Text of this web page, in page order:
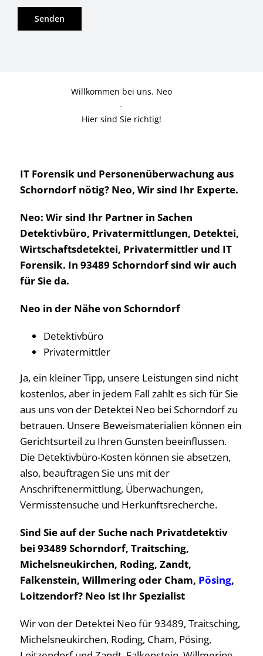
Willkommen bei uns. Neo
-
Hier sind Sie richtig!
IT Forensik und Personenüberwachung aus
Schorndorf nötig? Neo, Wir sind Ihr Experte.
Neo: Wir sind Ihr Partner in Sachen
Detektivbüro, Privatermittlungen, Detektei,
Wirtschaftsdetektei, Privatermittler und IT
Forensik. In 93489 Schorndorf sind wir auch
für Sie da.
Neo in der Nähe von Schorndorf
Detektivbüro
Privatermittler
Ja, ein kleiner Tipp, unsere Leistungen sind nicht
kostenlos, aber in jedem Fall zahlt es sich für Sie
aus uns von der Detektei Neo bei Schorndorf zu
betrauen. Unsere Beweismaterialien können ein
Gerichtsurteil zu Ihren Gunsten beeinflussen.
Die Detektivbüro-Kosten können sie absetzen,
also, beauftragen Sie uns mit der
Anschriftenermittlung, Überwachungen,
Vermisstensuche und Herkunftsrecherche.
Sind Sie auf der Suche nach Privatdetektiv
bei 93489 Schorndorf, Traitsching,
Michelsneukirchen, Roding, Zandt,
Falkenstein, Willmering oder Cham, Pösing,
Loitzendorf? Neo ist Ihr Spezialist
Wir von der Detektei Neo für 93489, Traitsching,
Michelsneukirchen, Roding, Cham, Pösing,